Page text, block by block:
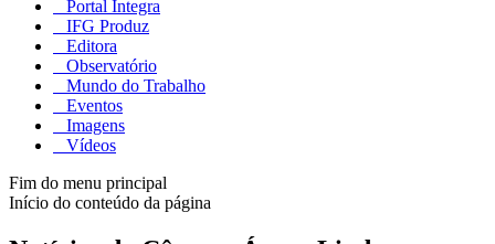
Portal Integra
IFG Produz
Editora
Observatório
Mundo do Trabalho
Eventos
Imagens
Vídeos
Fim do menu principal
Início do conteúdo da página